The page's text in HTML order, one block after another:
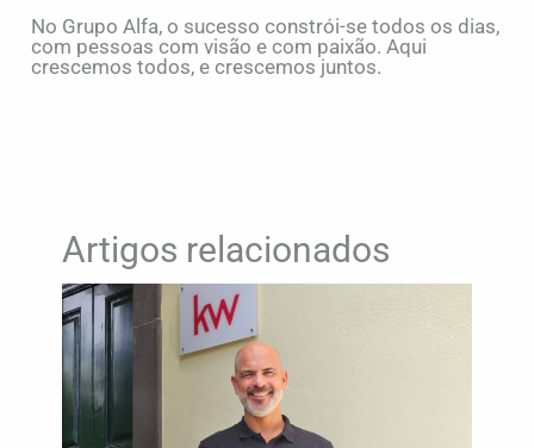
No Grupo Alfa, o sucesso constrói-se todos os dias,
com pessoas com visão e com paixão. Aqui
crescemos todos, e crescemos juntos.
Artigos relacionados